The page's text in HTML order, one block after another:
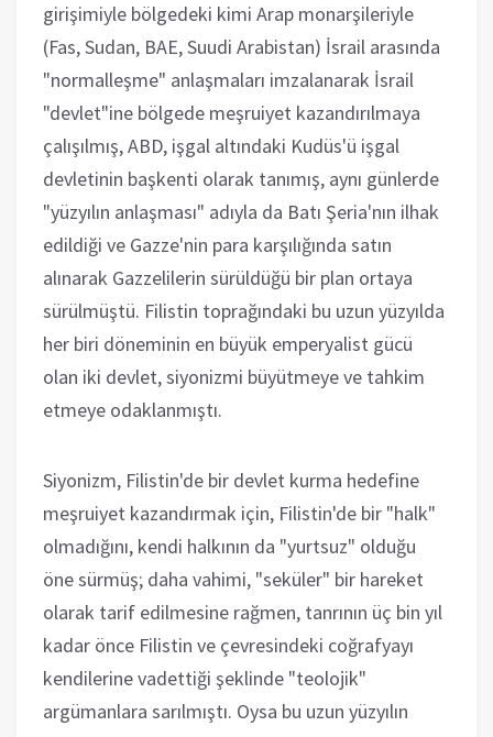
girişimiyle bölgedeki kimi Arap monarşileriyle
(Fas, Sudan, BAE, Suudi Arabistan) İsrail arasında
"normalleşme" anlaşmaları imzalanarak İsrail
"devlet"ine bölgede meşruiyet kazandırılmaya
çalışılmış, ABD, işgal altındaki Kudüs'ü işgal
devletinin başkenti olarak tanımış, aynı günlerde
"yüzyılın anlaşması" adıyla da Batı Şeria'nın ilhak
edildiği ve Gazze'nin para karşılığında satın
alınarak Gazzelilerin sürüldüğü bir plan ortaya
sürülmüştü. Filistin toprağındaki bu uzun yüzyılda
her biri döneminin en büyük emperyalist gücü
olan iki devlet, siyonizmi büyütmeye ve tahkim
etmeye odaklanmıştı.
Siyonizm, Filistin'de bir devlet kurma hedefine
meşruiyet kazandırmak için, Filistin'de bir "halk"
olmadığını, kendi halkının da "yurtsuz" olduğu
öne sürmüş; daha vahimi, "seküler" bir hareket
olarak tarif edilmesine rağmen, tanrının üç bin yıl
kadar önce Filistin ve çevresindeki coğrafyayı
kendilerine vadettiği şeklinde "teolojik"
argümanlara sarılmıştı. Oysa bu uzun yüzyılın